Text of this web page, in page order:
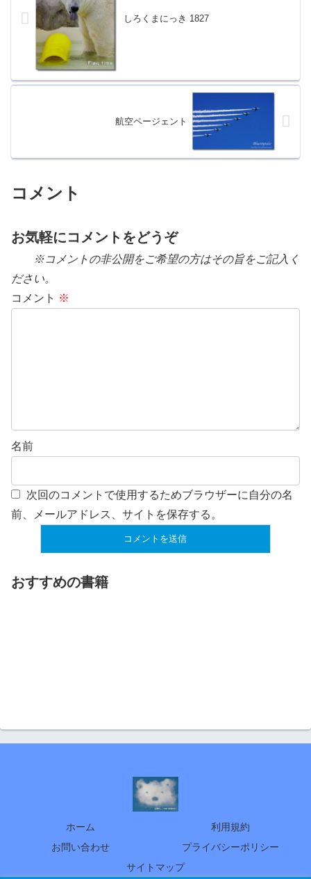
しろくまにっき 1827
航空ページェント
コメント
お気軽にコメントをどうぞ
※コメントの非公開をご希望の方はその旨をご記入く
ださい。
コメント ※
名前
次回のコメントで使用するためブラウザーに自分の名
前、メールアドレス、サイトを保存する。
おすすめの書籍
ホーム
利用規約
お問い合わせ
プライバシーポリシー
サイトマップ